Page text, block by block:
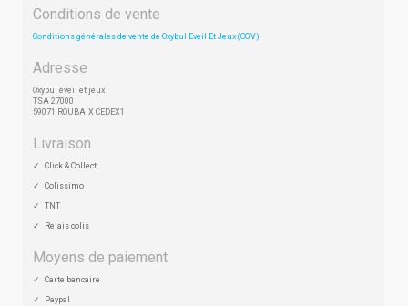
Conditions de vente
Conditions générales de vente de Oxybul Eveil Et Jeux (CGV)
Adresse
Oxybul éveil et jeux
TSA 27000
59071 ROUBAIX CEDEX1
Livraison
Click & Collect
Colissimo
TNT
Relais colis
Moyens de paiement
Carte bancaire
Paypal